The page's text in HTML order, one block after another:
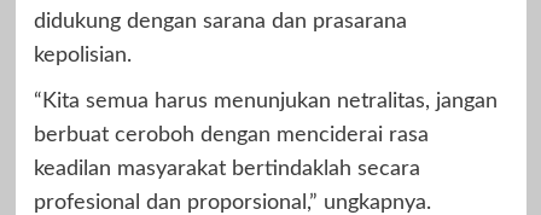
didukung dengan sarana dan prasarana
kepolisian.
“Kita semua harus menunjukan netralitas, jangan
berbuat ceroboh dengan menciderai rasa
keadilan masyarakat bertindaklah secara
profesional dan proporsional,” ungkapnya.